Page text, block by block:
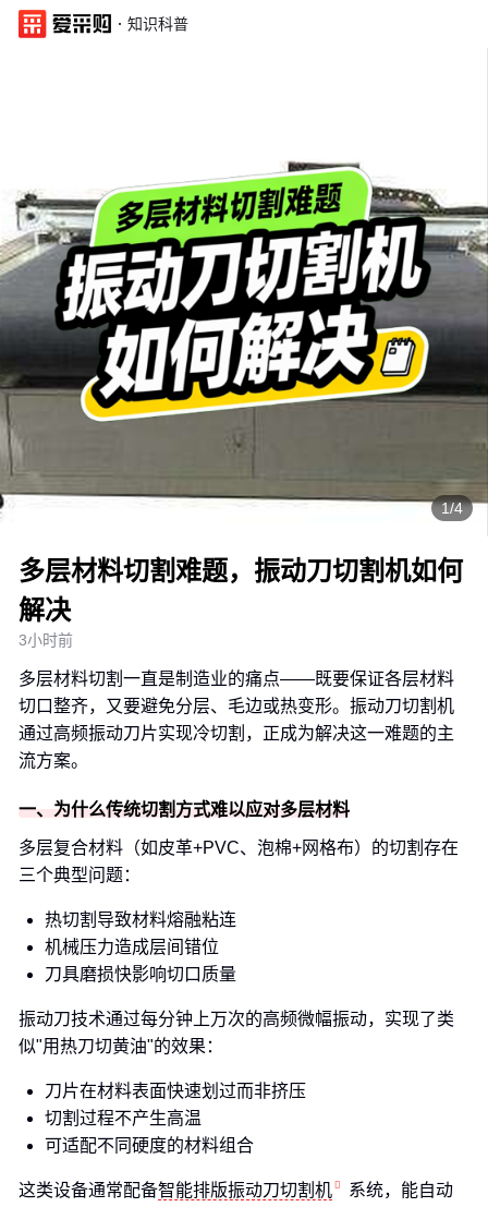
· 知识科普
1/4
多层材料切割难题，振动刀切割机如何
解决
3小时前
多层材料切割一直是制造业的痛点——既要保证各层材料
切口整齐，又要避免分层、毛边或热变形。振动刀切割机
通过高频振动刀片实现冷切割，正成为解决这一难题的主
流方案。
一、为什么传统切割方式难以应对多层材料
多层复合材料（如皮革+PVC、泡棉+网格布）的切割存在
三个典型问题：
热切割导致材料熔融粘连
机械压力造成层间错位
刀具磨损快影响切口质量
振动刀技术通过每分钟上万次的高频微幅振动，实现了类
似"用热刀切黄油"的效果：
刀片在材料表面快速划过而非挤压
切割过程不产生高温
可适配不同硬度的材料组合
这类设备通常配备智能排版振动刀切割机
系统，能自动